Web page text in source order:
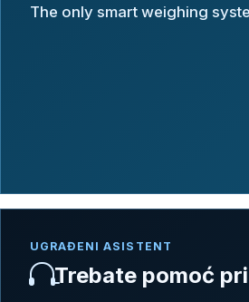
The only smart weighing
UGRAĐENI ASISTENT
Trebate pomoć